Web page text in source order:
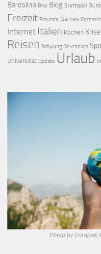
Bardolino Bike Blog Brettspiel Büro
Freizeit Freunde Games
Internet Italien Kochen Krise
Reisen Schulung Seychellen
Universität Update Urlaub
Photo by Porapak